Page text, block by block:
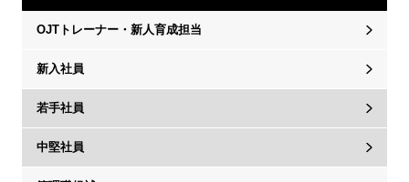
OJTトレーナー・新人育成担当
新入社員
若手社員
中堅社員